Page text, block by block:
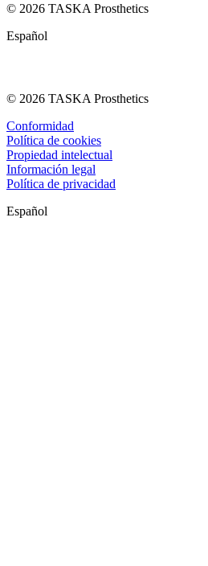
© 2026 TASKA Prosthetics
Español
© 2026 TASKA Prosthetics
Conformidad
Política de cookies
Propiedad intelectual
Información legal
Política de privacidad
Español